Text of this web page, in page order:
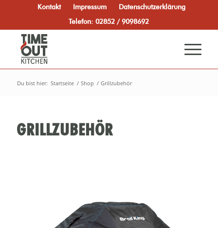
Kontakt Impressum
Datenschutzerklärung
Telefon: 02852 / 9098692
Du bist hier: Startseite / Shop / Grillzubehör
GRILLZUBEHÖR